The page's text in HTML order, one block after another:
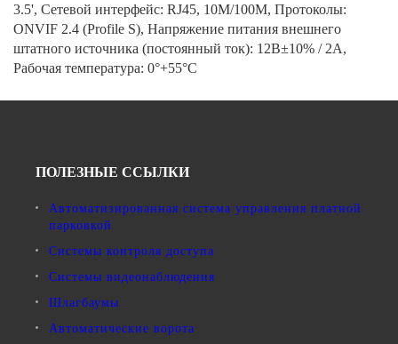
3.5', Сетевой интерфейс: RJ45, 10М/100М, Протоколы:
ONVIF 2.4 (Profile S), Напряжение питания внешнего
штатного источника (постоянный ток): 12В±10% / 2А,
Рабочая температура: 0°+55°C
ПОЛЕЗНЫЕ ССЫЛКИ
Автоматизированная система управления платной
парковкой
Системы контроля доступа
Системы видеонаблюдения
Шлагбаумы
Автоматические ворота